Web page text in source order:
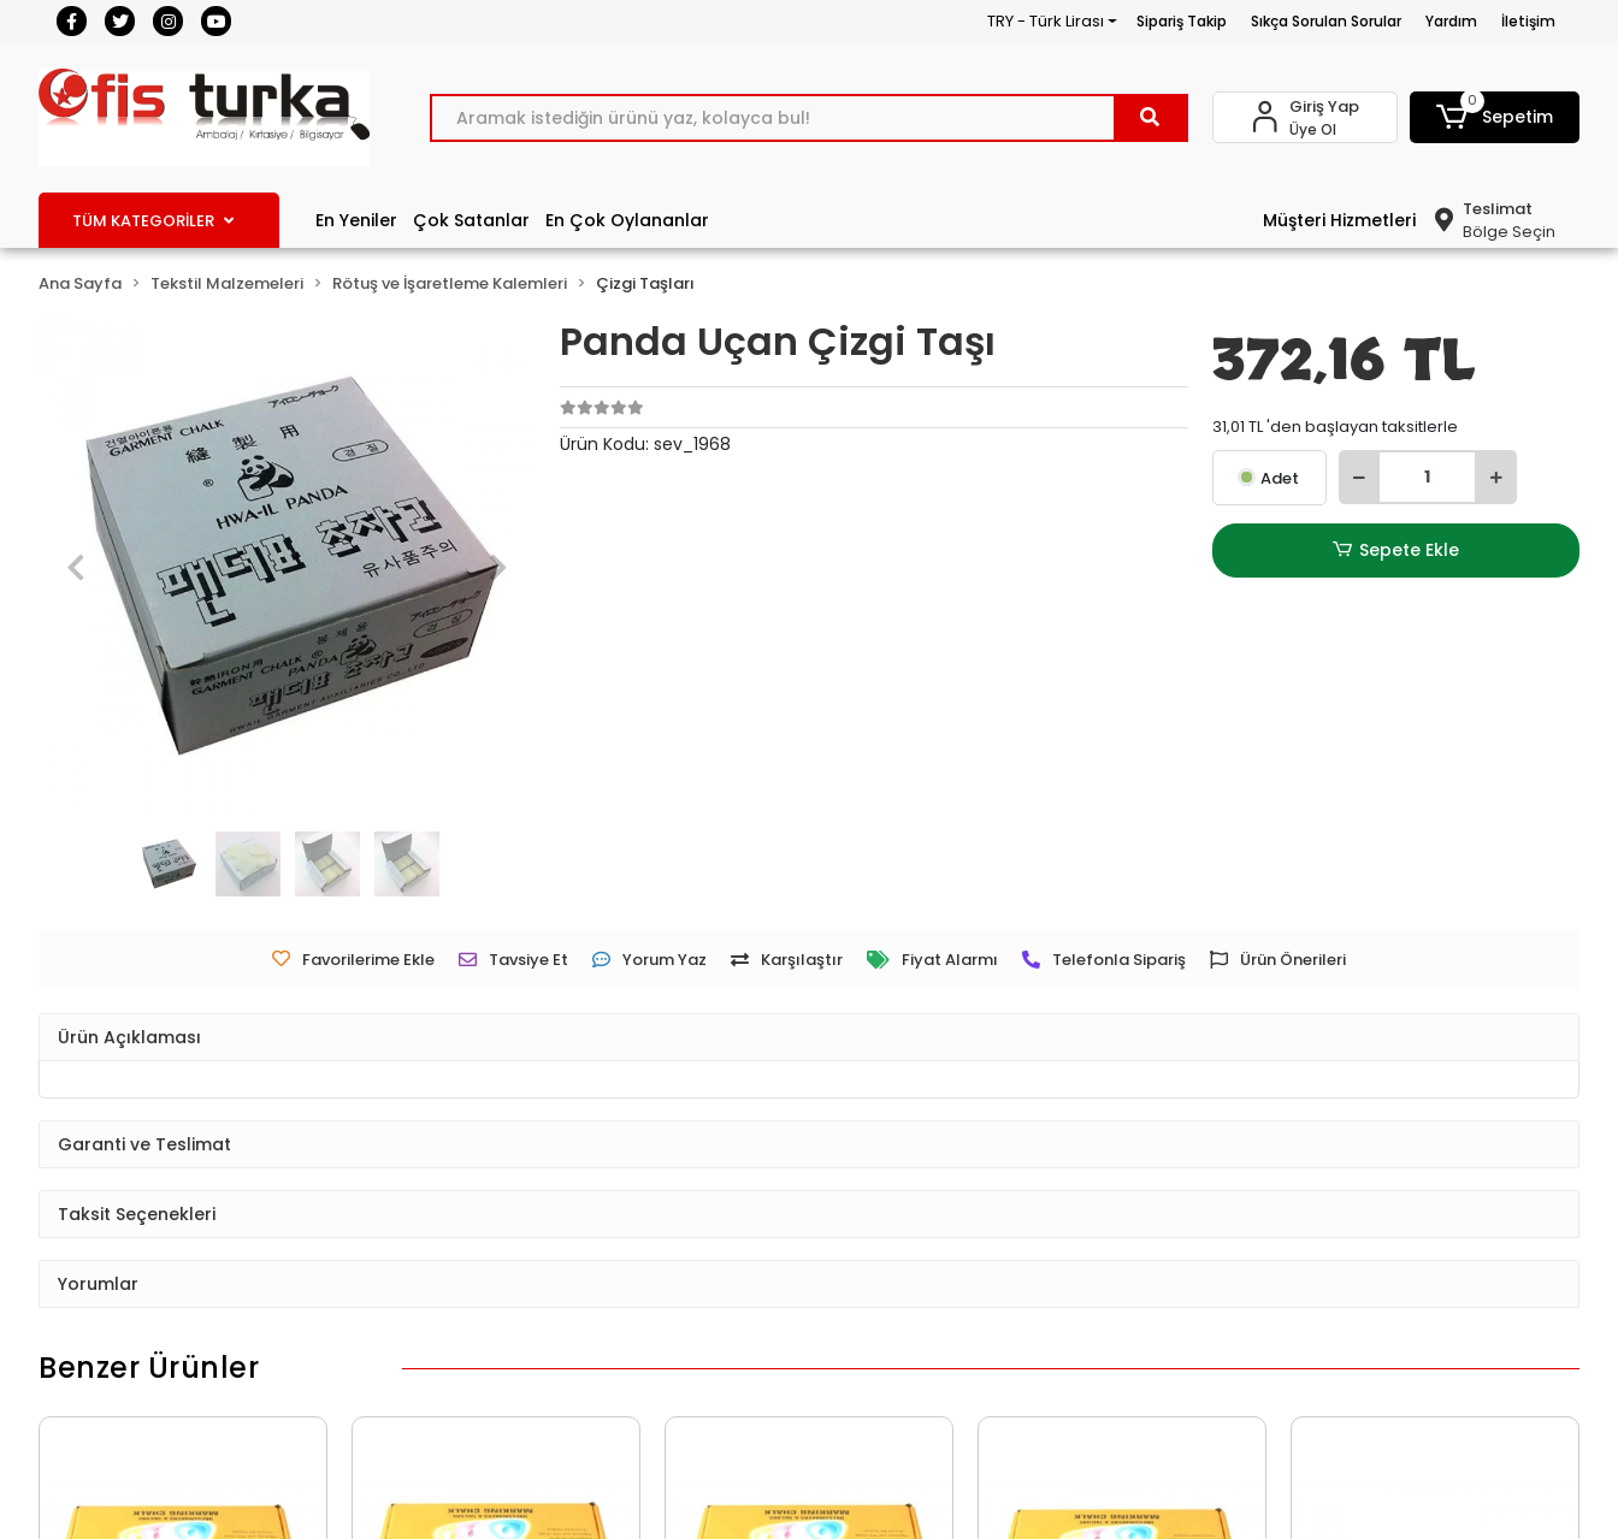
TRY - Türk Lirası Sipariş Takip Sıkça Sorulan Sorular Yardım İletişim
Giriş Yap
Üye Ol
0
Sepetim
TÜM KATEGORİLER En Yeniler Çok Satanlar En Çok Oylananlar Müşteri Hizmetleri
Teslimat
Bölge Seçin
Ana Sayfa Tekstil Malzemeleri Rötuş ve İşaretleme Kalemleri Çizgi Taşları
Panda Uçan Çizgi Taşı
Ürün Kodu:sev_1968
372,16 TL
31,01 TL 'den başlayan taksitlerle
Adet
Sepete Ekle
Favorilerime Ekle Tavsiye Et Yorum Yaz Karşılaştır Fiyat Alarmı Telefonla Sipariş Ürün Önerileri
Ürün Açıklaması
Garanti ve Teslimat
Taksit Seçenekleri
Yorumlar
Benzer Ürünler